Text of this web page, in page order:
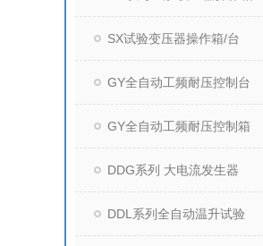
SX试验变压器操作箱/台
GY全自动工频耐压控制台
GY全自动工频耐压控制箱
DDG系列 大电流发生器
DDL系列全自动温升试验